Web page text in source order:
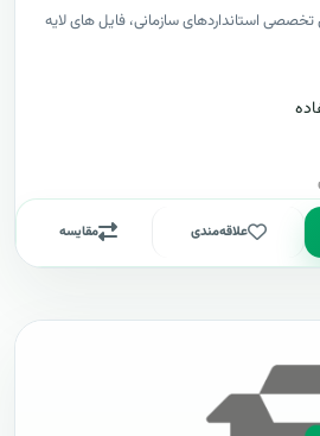
تخصصی استانداردهای سازمانی، فایل های لایه
علاقه‌مندی مقایسه